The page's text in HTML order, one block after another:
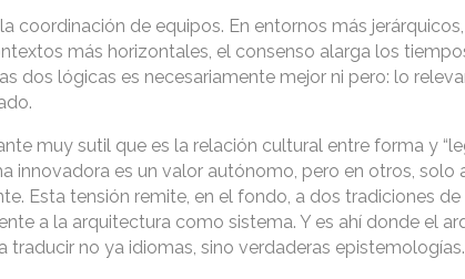
coordinación de equipos. En entornos más
más horizontales, el consenso alarga los
dos lógicas es necesariamente mejor ni pero: lo
muy sutil que es la relación cultural entre forma y
innovadora es un valor autónomo, pero en otros, solo
Esta tensión remite, en el fondo, a dos tradiciones
a la arquitectura como sistema. Y es ahí donde el
traducir no ya idiomas, sino verdaderas epistemologías.